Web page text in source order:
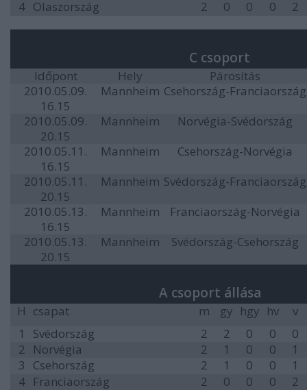
4 Olaszország 2 0 0 0 2
C csoport
Időpont Hely
Párosítás
2010.05.09.
16.15
Mannheim Csehország-Franciaország
2010.05.09.
20.15
Mannheim
Norvégia-Svédország
2010.05.11.
16.15
Mannheim
Csehország-Norvégia
2010.05.11.
20.15
Mannheim Svédország-Franciaország
2010.05.13.
16.15
Mannheim
Franciaország-Norvégia
2010.05.13.
20.15
Mannheim Svédország-Csehország
A csoport állása
H csapat m gy hgy hv
v
1
Svédország 2 2 0 0
0
2
Norvégia 2 1 0 0
1
3
Csehország 2 1 0 0
1
4 Franciaország 2 0 0 0 2